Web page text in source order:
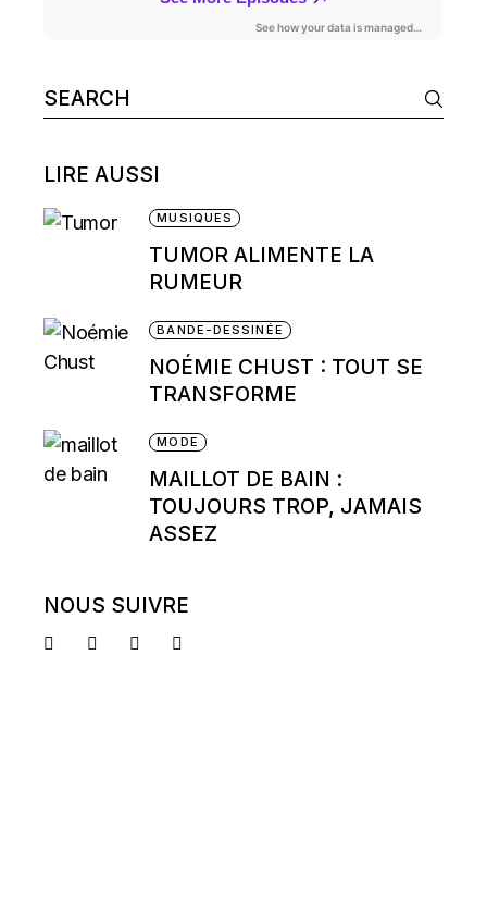
Search
for:
LIRE AUSSI
MUSIQUES
TUMOR ALIMENTE LA
RUMEUR
BANDE-DESSINÉE
NOÉMIE CHUST : TOUT SE
TRANSFORME
MODE
MAILLOT DE BAIN :
TOUJOURS TROP, JAMAIS
ASSEZ
NOUS SUIVRE